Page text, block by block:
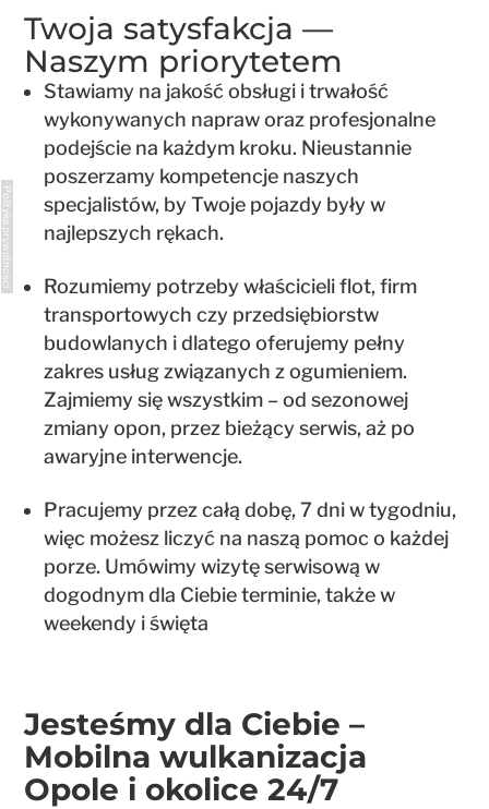
Twoja satysfakcja —
Naszym priorytetem
Stawiamy na jakość obsługi i trwałość
wykonywanych napraw oraz profesjonalne
podejście na każdym kroku. Nieustannie
poszerzamy kompetencje naszych
specjalistów, by Twoje pojazdy były w
najlepszych rękach.
Rozumiemy potrzeby właścicieli flot, firm
transportowych czy przedsiębiorstw
budowlanych i dlatego oferujemy pełny
zakres usług związanych z ogumieniem.
Zajmiemy się wszystkim – od sezonowej
zmiany opon, przez bieżący serwis, aż po
awaryjne interwencje.
Pracujemy przez całą dobę, 7 dni w tygodniu,
więc możesz liczyć na naszą pomoc o każdej
porze. Umówimy wizytę serwisową w
dogodnym dla Ciebie terminie, także w
weekendy i święta
Jesteśmy dla Ciebie –
Mobilna wulkanizacja
Opole i okolice 24/7
Polityka prywatności